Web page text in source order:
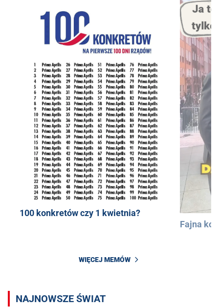
100 konkretów czy 1 kwietnia?
Fajna
WIĘCEJ MEMÓW
NAJNOWSZE ŚWIAT